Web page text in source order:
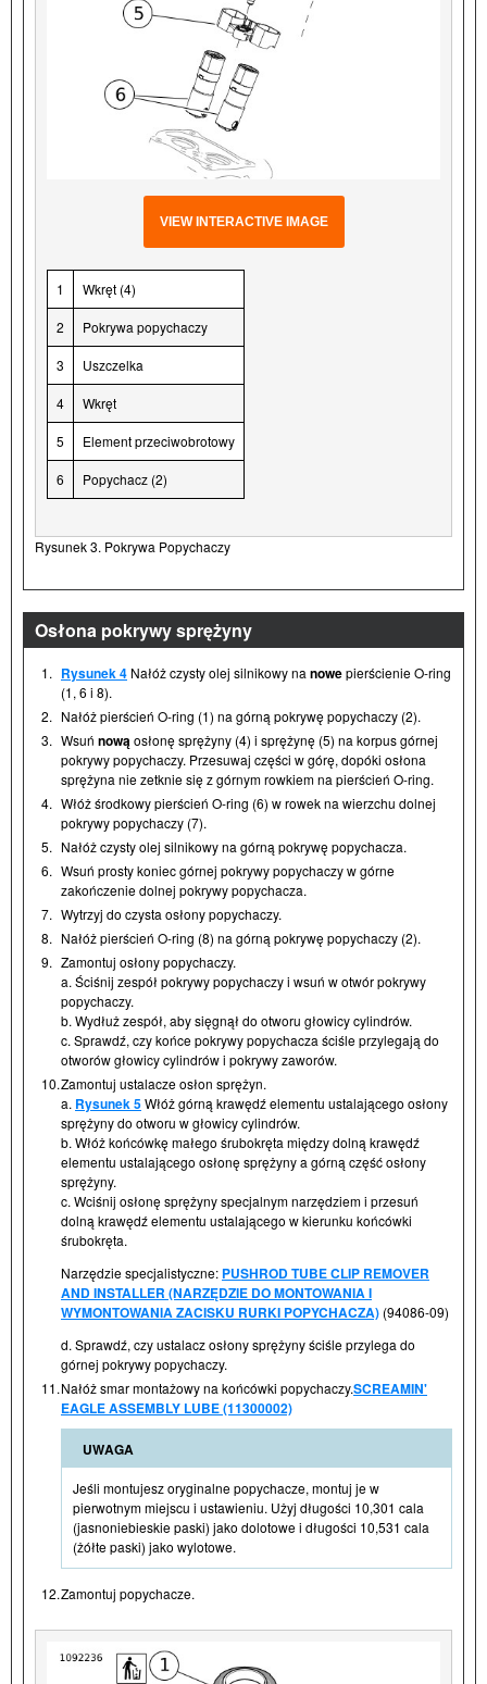
VIEW INTERACTIVE IMAGE
1 Wkręt (4)
2 Pokrywa popychaczy
3 Uszczelka
4 Wkręt
5 Element przeciwobrotowy
6 Popychacz (2)
Rysunek 3. Pokrywa Popychaczy
Osłona pokrywy sprężyny
1. Rysunek 4 Nałóż czysty olej silnikowy na nowepierścienie O-ring
(1, 6 i 8).
2. Nałóż pierścień O-ring (1) na górną pokrywę popychaczy (2).
3. Wsuń nową osłonę sprężyny (4) i sprężynę (5) na korpus górnej
pokrywy popychaczy. Przesuwaj części w górę, dopóki osłona
sprężyna nie zetknie się z górnym rowkiem na pierścień O-ring.
4. Włóż środkowy pierścień O-ring (6) w rowek na wierzchu dolnej
pokrywy popychaczy (7).
5. Nałóż czysty olej silnikowy na górną pokrywę popychacza.
6. Wsuń prosty koniec górnej pokrywy popychaczy w górne
zakończenie dolnej pokrywy popychacza.
7. Wytrzyj do czysta osłony popychaczy.
8. Nałóż pierścień O-ring (8) na górną pokrywę popychaczy (2).
9. Zamontuj osłony popychaczy.
a. Ściśnij zespół pokrywy popychaczy i wsuń w otwór pokrywy
popychaczy.
b. Wydłuż zespół, aby sięgnął do otworu głowicy cylindrów.
c. Sprawdź, czy końce pokrywy popychacza ściśle przylegają do
otworów głowicy cylindrów i pokrywy zaworów.
10.Zamontuj ustalacze osłon sprężyn.
a. Rysunek 5Włóż górną krawędź elementu ustalającego osłony
sprężyny do otworu w głowicy cylindrów.
b. Włóż końcówkę małego śrubokręta między dolną krawędź
elementu ustalającego osłonę sprężyny a górną część osłony
sprężyny.
c. Wciśnij osłonę sprężyny specjalnym narzędziem i przesuń
dolną krawędź elementu ustalającego w kierunku końcówki
śrubokręta.
Narzędzie specjalistyczne: PUSHROD TUBE CLIP REMOVER
AND INSTALLER (NARZĘDZIE DO MONTOWANIA I
WYMONTOWANIA ZACISKU RURKI POPYCHACZA) (94086-09)
d. Sprawdź, czy ustalacz osłony sprężyny ściśle przylega do
górnej pokrywy popychaczy.
11.Nałóż smar montażowy na końcówki popychaczy.SCREAMIN'
EAGLE ASSEMBLY LUBE (11300002)
UWAGA
Jeśli montujesz oryginalne popychacze, montuj je w
pierwotnym miejscu i ustawieniu. Użyj długości 10,301 cala
(jasnoniebieskie paski) jako dolotowe i długości 10,531 cala
(żółte paski) jako wylotowe.
12.Zamontuj popychacze.